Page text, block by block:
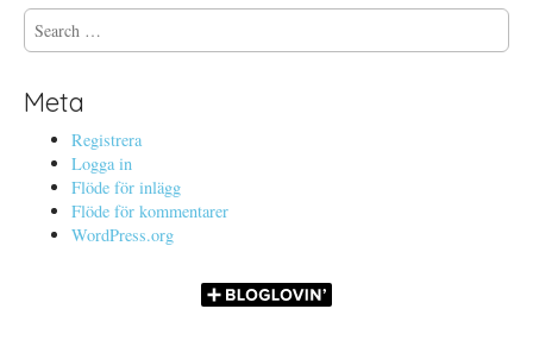
S
e
r
cMeta
Registrera
Logga in
Flöde för inlägg
Flöde för kommentarer
WordPress.org